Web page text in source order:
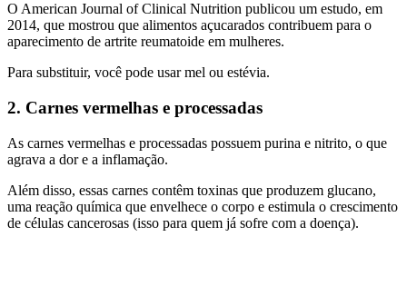
O American Journal of Clinical Nutrition publicou um estudo, em
2014, que mostrou que alimentos açucarados contribuem para o
aparecimento de artrite reumatoide em mulheres.
Para substituir, você pode usar mel ou estévia.
2. Carnes vermelhas e processadas
As carnes vermelhas e processadas possuem purina e nitrito, o que
agrava a dor e a inflamação.
Além disso, essas carnes contêm toxinas que produzem glucano,
uma reação química que envelhece o corpo e estimula o crescimento
de células cancerosas (isso para quem já sofre com a doença).